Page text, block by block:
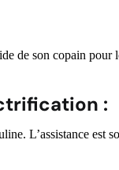
de son copain pour
:
L’assistance est